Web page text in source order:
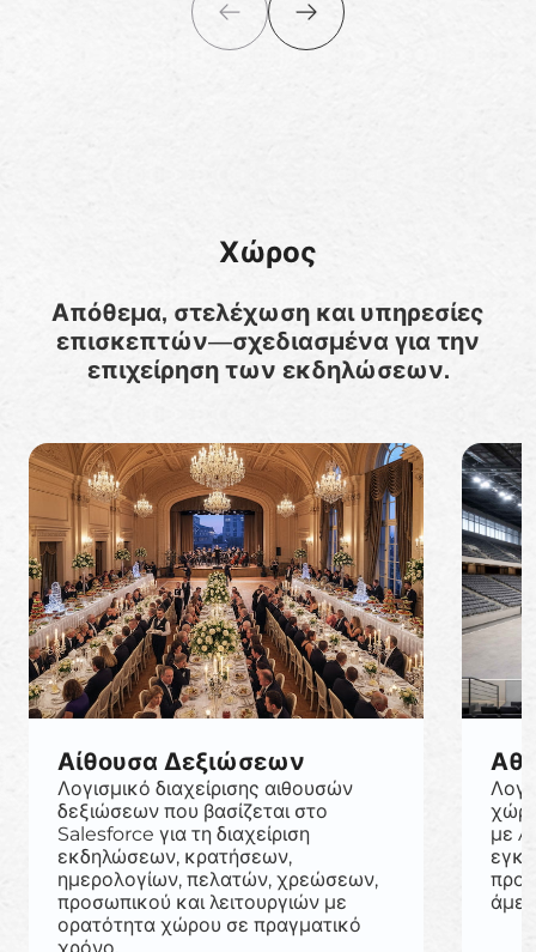
Χώρος
Απόθεμα, στελέχωση και υπηρεσίες
επισκεπτών—σχεδιασμένα για την
επιχείρηση των εκδηλώσεων.
Αίθουσα Δεξιώσεων
Λογισμικό διαχείρισης αιθουσών
δεξιώσεων που βασίζεται στο
Salesforce για τη διαχείριση
εκδηλώσεων, κρατήσεων,
ημερολογίων, πελατών, χρεώσεων,
προσωπικού και λειτουργιών με
ορατότητα χώρου σε πραγματικό
με